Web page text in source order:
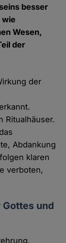
besser
wie
Wesen,
der
der
Ritualhäuser.
Abdankung
klaren
verboten,
und